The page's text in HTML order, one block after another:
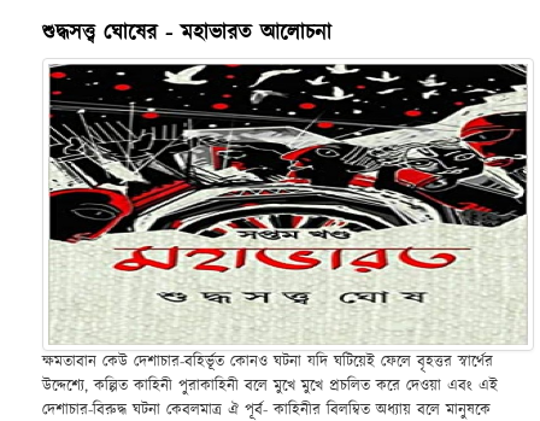
শুদ্ধসত্ত্ব ঘোষের - মহাভারত আলোচনা
ক্ষমতাবান কেউ দেশাচার-বহির্ভূত কোনও ঘটনা যদি ঘটিয়েই ফেলে বৃহত্তর স্বার্থের
উদ্দেশ্যে, কল্পিত কাহিনী পুরাকাহিনী বলে মুখে মুখে প্রচলিত করে দেওয়া এবং এই
দেশাচার-বিরুদ্ধ ঘটনা কেবলমাত্র ঐ পূর্ব- কাহিনীর বিলম্বিত অধ্যায় বলে মানুষকে